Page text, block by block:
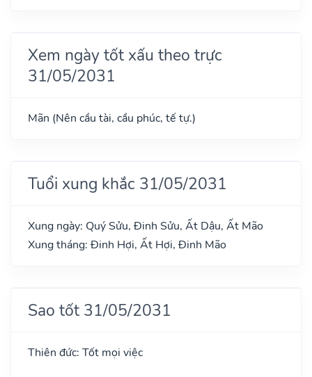
Xem ngày tốt xấu theo trực
31/05/2031
Mãn (Nên cầu tài, cầu phúc, tế tự.)
Tuổi xung khắc 31/05/2031
Xung ngày: Quý Sửu, Đinh Sửu, Ất Dậu, Ất Mão
Xung tháng: Đinh Hợi, Ất Hợi, Đinh Mão
Sao tốt 31/05/2031
Thiên đức: Tốt mọi việc